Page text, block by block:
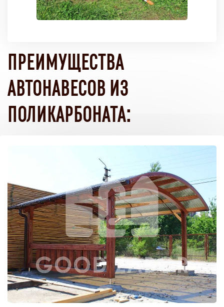
ПРЕИМУЩЕСТВА
АВТОНАВЕСОВ ИЗ
ПОЛИКАРБОНАТА: